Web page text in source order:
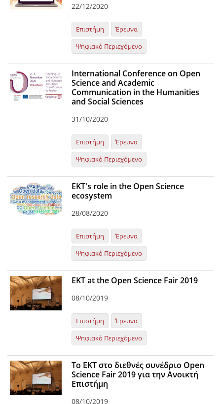
22/12/2020
Επιστήμη
Έρευνα
Ψηφιακό Περιεχόμενο
International Conference on Open
Science and Academic
Communication in the Humanities
and Social Sciences
31/10/2020
Επιστήμη
Έρευνα
Ψηφιακό Περιεχόμενο
EKT's role in the Open Science
ecosystem
28/08/2020
Επιστήμη
Έρευνα
Ψηφιακό Περιεχόμενο
EKT at the Open Science Fair 2019
08/10/2019
Επιστήμη
Έρευνα
Ψηφιακό Περιεχόμενο
Το ΕΚΤ στο διεθνές συνέδριο Open
Science Fair 2019 για την Ανοικτή
Επιστήμη
08/10/2019